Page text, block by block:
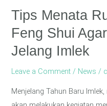
Tips Menata
Feng Shui
Jelang Imlek
Leave a Comment / News /
Menjelang Tahun Baru
Lancar
Jelang
Imlek